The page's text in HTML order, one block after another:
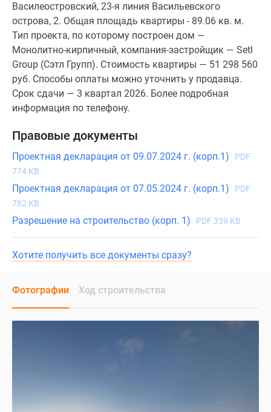
Василеостровский, 23-я линия Васильевского
острова, 2. Общая площадь квартиры - 89.06 кв. м.
Тип проекта, по которому построен дом —
Монолитно-кирпичный, компания-застройщик — Setl
Group (Сэтл Групп). Стоимость квартиры — 51 298 560
руб. Способы оплаты можно уточнить у продавца.
Срок сдачи — 3 квартал 2026. Более подробная
информация по телефону.
Правовые документы
Проектная декларация от 09.07.2024 г. (корп.1)
PDF
774 KB
Проектная декларация от 07.05.2024 г. (корп.1)
PDF
782 KB
Разрешение на строительство (корп. 1) PDF 339 KB
Хотите получить все документы сразу?
Фотографии Ход строительства